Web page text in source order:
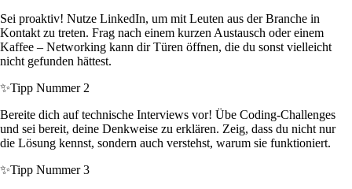
Sei proaktiv! Nutze LinkedIn, um mit Leuten aus der Branche in
Kontakt zu treten. Frag nach einem kurzen Austausch oder einem
Kaffee – Networking kann dir Türen öffnen, die du sonst vielleicht
nicht gefunden hättest.
✨Tipp Nummer 2
Bereite dich auf technische Interviews vor! Übe Coding-Challenges
und sei bereit, deine Denkweise zu erklären. Zeig, dass du nicht nur
die Lösung kennst, sondern auch verstehst, warum sie funktioniert.
✨Tipp Nummer 3